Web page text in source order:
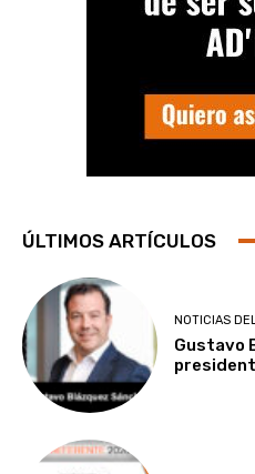
ÚLTIMOS ARTÍCULOS
NOTICIAS
Gustavo